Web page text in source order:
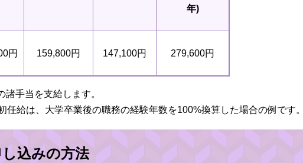
年)
円 159,800円 147,100円 279,600円
手当を支給します。
任給は、大学卒業後の職務の経験年数を100%換算した場合の例です。
込みの方法